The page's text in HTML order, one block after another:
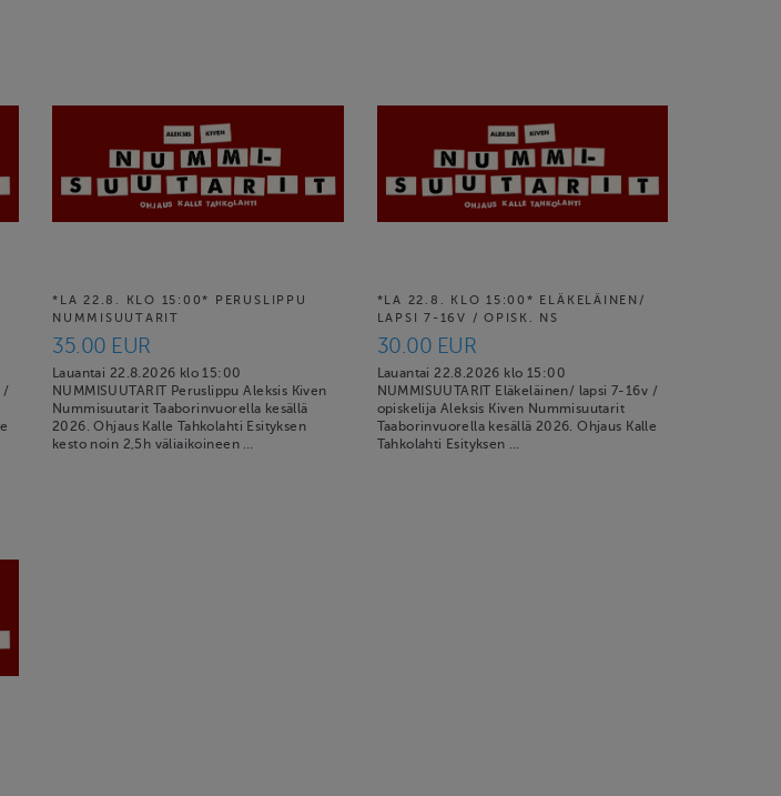
/
*LA 22.8. KLO 15:00* PERUSLIPPU
NUMMISUUTARIT
35.00 EUR
Lauantai 22.8.2026 klo 15:00
NUMMISUUTARIT Peruslippu Aleksis Kiven
Nummisuutarit Taaborinvuorella kesällä
2026. Ohjaus Kalle Tahkolahti Esityksen
kesto noin 2,5h väliaikoineen …
*LA 22.8. KLO 15:00* ELÄKELÄINEN/
LAPSI 7-16V / OPISK. NS
30.00 EUR
Lauantai 22.8.2026 klo 15:00
NUMMISUUTARIT Eläkeläinen/ lapsi 7-16v /
opiskelija Aleksis Kiven Nummisuutarit
Taaborinvuorella kesällä 2026. Ohjaus Kalle
Tahkolahti Esityksen …